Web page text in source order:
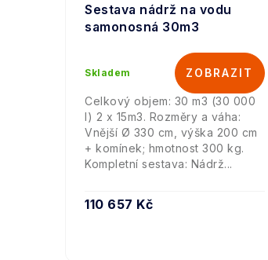
Sestava nádrž na vodu
samonosná 30m3
Skladem
110 657 Kč
Celkový objem: 30 m3 (30 000
l) 2 x 15m3. Rozměry a váha:
Vnější Ø 330 cm, výška 200 cm
+ komínek; hmotnost 300 kg.
Kompletní sestava: Nádrž...